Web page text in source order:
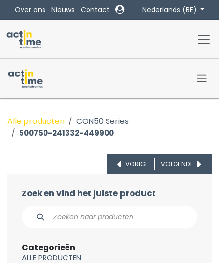
Overslaan naar inhoud
Over ons Nieuws Contact Nederlands (BE)
Alle producten CON50 Series
500750-241332-449900
VORIGE VOLGENDE
Zoek en vind het juiste product
Categorieën
ALLE PRODUCTEN